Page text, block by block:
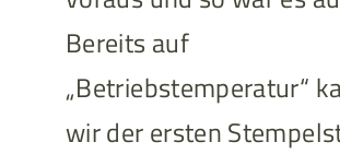
Bereits auf
„Betriebstemperatur“
wir der ersten